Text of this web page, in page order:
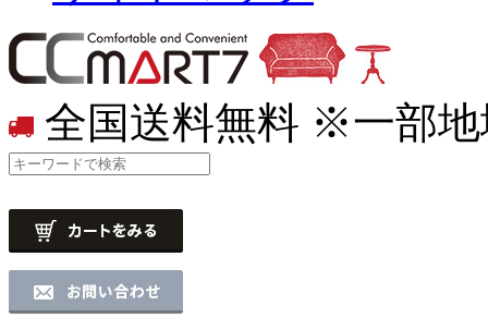
全国送料無料 ※一部地